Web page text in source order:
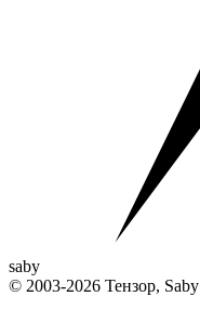
saby
© 2003-2026 Тензор, Saby